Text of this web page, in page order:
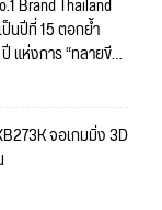
นปีที่ 15 ตอกย้ำ
แห่งการ “ทลายขีด
จอเกมมิ่ง 3D